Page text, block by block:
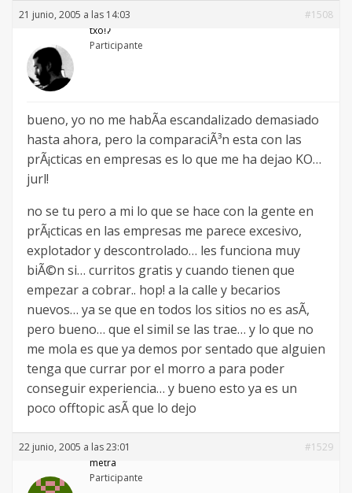
21 junio, 2005 a las 14:03
#1508
txoǃʔ
Participante
bueno, yo no me habÃ­a escandalizado demasiado
hasta ahora, pero la comparaciÃ³n esta con las
prÃ¡cticas en empresas es lo que me ha dejao KO…
jurl!
no se tu pero a mi lo que se hace con la gente en
prÃ¡cticas en las empresas me parece excesivo,
explotador y descontrolado… les funciona muy
biÃ©n si… curritos gratis y cuando tienen que
empezar a cobrar.. hop! a la calle y becarios
nuevos… ya se que en todos los sitios no es asÃ­,
pero bueno… que el simil se las trae… y lo que no
me mola es que ya demos por sentado que alguien
tenga que currar por el morro a para poder
conseguir experiencia… y bueno esto ya es un
poco offtopic asÃ­ que lo dejo
22 junio, 2005 a las 23:01
#1529
metra
Participante